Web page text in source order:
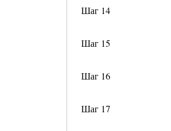
Шаг 14
Шаг 15
Шаг 16
Шаг 17